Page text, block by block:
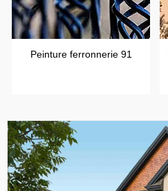
Peinture ferronnerie 91